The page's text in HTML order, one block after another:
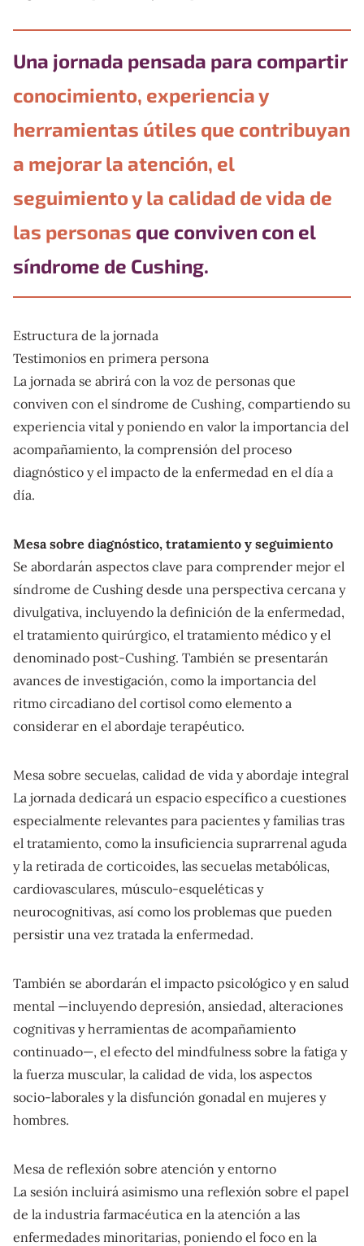
Una jornada pensada para compartir
conocimiento, experiencia y
herramientas útiles que contribuyan
a mejorar la atención, el
seguimiento y la calidad de vida de
las personas que conviven con el
síndrome de Cushing.
Estructura de la jornada
Testimonios en primera persona
La jornada se abrirá con la voz de personas que
conviven con el síndrome de Cushing, compartiendo su
experiencia vital y poniendo en valor la importancia del
acompañamiento, la comprensión del proceso
diagnóstico y el impacto de la enfermedad en el día a
día.
Mesa sobre diagnóstico, tratamiento y seguimiento
Se abordarán aspectos clave para comprender mejor el
síndrome de Cushing desde una perspectiva cercana y
divulgativa, incluyendo la definición de la enfermedad,
el tratamiento quirúrgico, el tratamiento médico y el
denominado post-Cushing. También se presentarán
avances de investigación, como la importancia del
ritmo circadiano del cortisol como elemento a
considerar en el abordaje terapéutico.
Mesa sobre secuelas, calidad de vida y abordaje integral
La jornada dedicará un espacio específico a cuestiones
especialmente relevantes para pacientes y familias tras
el tratamiento, como la insuficiencia suprarrenal aguda
y la retirada de corticoides, las secuelas metabólicas,
cardiovasculares, músculo-esqueléticas y
neurocognitivas, así como los problemas que pueden
persistir una vez tratada la enfermedad.
También se abordarán el impacto psicológico y en salud
mental —incluyendo depresión, ansiedad, alteraciones
cognitivas y herramientas de acompañamiento
continuado—, el efecto del mindfulness sobre la fatiga y
la fuerza muscular, la calidad de vida, los aspectos
socio-laborales y la disfunción gonadal en mujeres y
hombres.
Mesa de reflexión sobre atención y entorno
La sesión incluirá asimismo una reflexión sobre el papel
de la industria farmacéutica en la atención a las
enfermedades minoritarias, poniendo el foco en la